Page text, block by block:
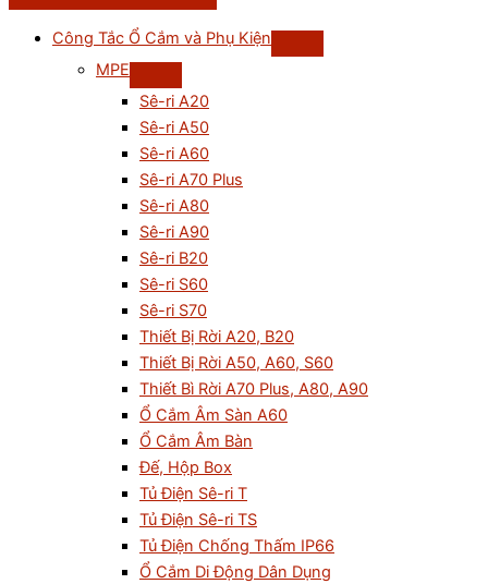
Công Tắc Ổ Cắm và Phụ Kiện
MPE
Sê-ri A20
Sê-ri A50
Sê-ri A60
Sê-ri A70 Plus
Sê-ri A80
Sê-ri A90
Sê-ri B20
Sê-ri S60
Sê-ri S70
Thiết Bị Rời A20, B20
Thiết Bị Rời A50, A60, S60
Thiết Bì Rời A70 Plus, A80, A90
Ổ Cắm Âm Sàn A60
Ổ Cắm Âm Bàn
Đế, Hộp Box
Tủ Điện Sê-ri T
Tủ Điện Sê-ri TS
Tủ Điện Chống Thấm IP66
Ổ Cắm Di Động Dân Dụng